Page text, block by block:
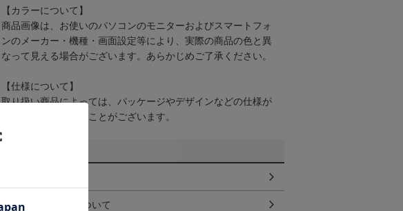
【カラーについて】
商品画像は、お使いのパソコンのモニターおよびスマートフォ
ンのメーカー・機種・画面設定等により、実際の商品の色と異
なって見える場合がございます。あらかじめご了承ください。
【仕様について】
取り扱い商品によっては、パッケージやデザインなどの仕様が
予告なく変更になることがございます。
ギフト対応について